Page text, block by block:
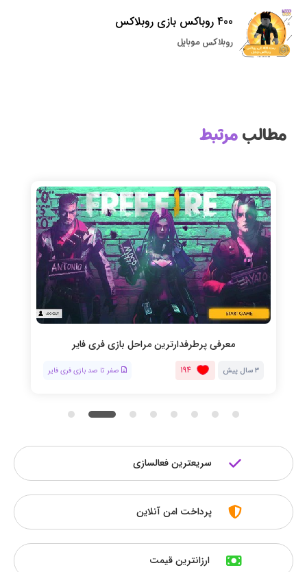
400 روباکس بازی روبلاکس
روبلاکس موبایل
مطالبمرتبط
معرفی پرطرفدارترین مراحل بازی فری فایر
3 سال پیش 194 صفر تا صد بازی فری فایر
سریعترین فعالسازی
پرداخت امن آنلاین
ارزانترین قیمت